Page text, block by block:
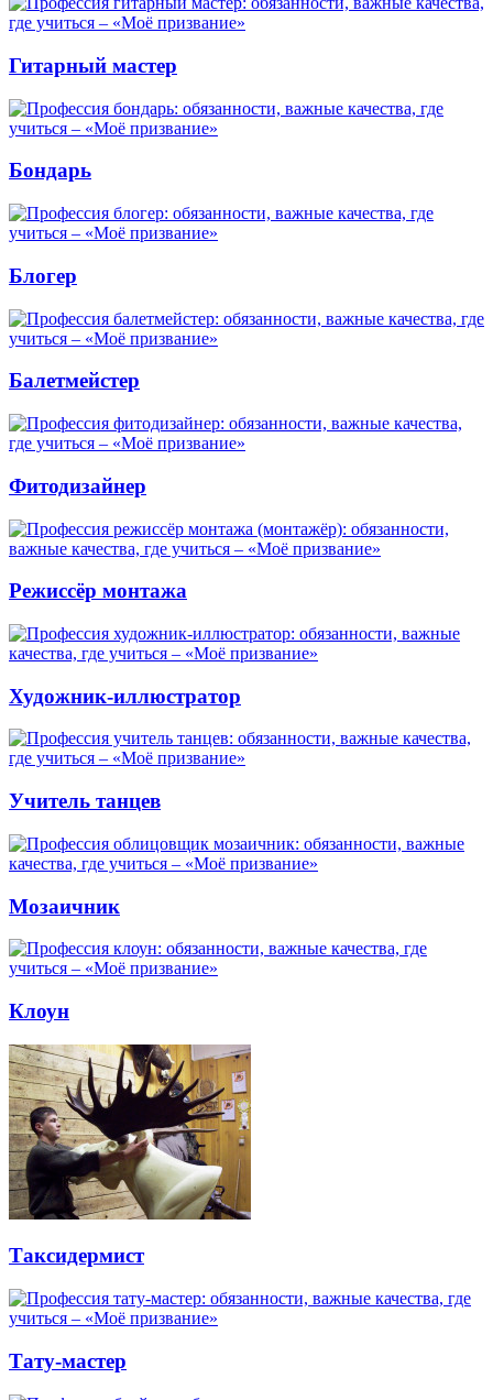
Гитарный мастер
Бондарь
Блогер
Балетмейстер
Фитодизайнер
Режиссёр монтажа
Художник-иллюстратор
Учитель танцев
Мозаичник
Клоун
Таксидермист
Тату-мастер